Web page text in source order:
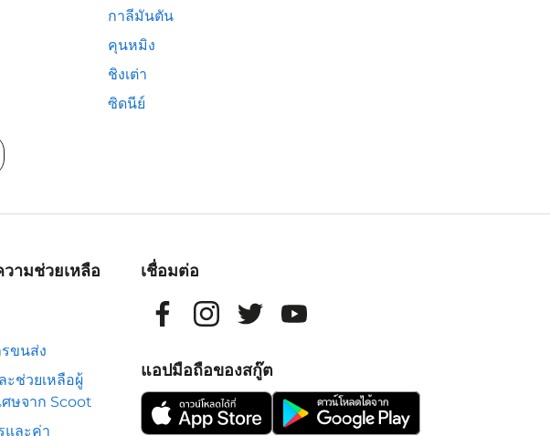
กาลีมันตัน
คุนหมิง
ชิงเต่า
ซิดนีย์
ามช่วยเหลือ
รขนส่ง
ะช่วยเหลือผู้
ศษจาก Scoot
และค่า
เชื่อมต่อ
แอปมือถือของสกู๊ต